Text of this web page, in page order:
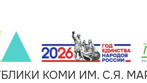
КОМИ ИМ. С.Я.